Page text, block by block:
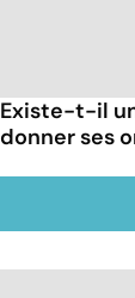
Existe-t-il
donner ses